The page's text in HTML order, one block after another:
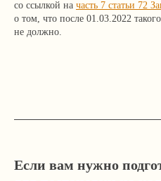
со ссылкой на часть 7 статьи 72
о том, что после 01.03.2022
не должно.
Если вам нужно
конфиденциальности сайта